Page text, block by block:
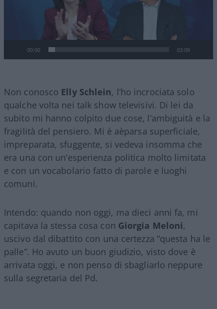
00:00 03:09
Non conosco Elly Schlein, l’ho incrociata solo
qualche volta nei talk show televisivi. Di lei da
subito mi hanno colpito due cose, l’ambiguità e la
fragilità del pensiero. Mi è aèparsa superficiale,
impreparata, sfuggente, si vedeva insomma che
era una con un’esperienza politica molto limitata
e con un vocabolario fatto di parole e luoghi
comuni.
Intendo: quando non oggi, ma dieci anni fa, mi
capitava la stessa cosa con Giorgia Meloni,
uscivo dal dibattito con una certezza “questa ha le
palle”. Ho avuto un buon giudizio, visto dove è
arrivata oggi, e non penso di sbagliarlo neppure
sulla segretaria del Pd.